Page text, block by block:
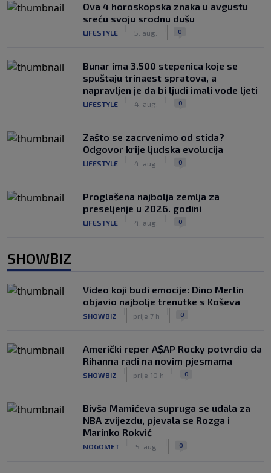
Ova 4 horoskopska znaka u avgustu
sreću svoju srodnu dušu
LIFESTYLE 5. aug. 0
Bunar imа 3.500 stepenica koje se
spuštaju trinaest spratova, a
napravljen je da bi ljudi imali vode ljeti
LIFESTYLE 4. aug. 0
Zašto se zacrvenimo od stida?
Odgovor krije ljudska evolucija
LIFESTYLE 4. aug. 0
Proglašena najbolja zemlja za
preseljenje u 2026. godini
LIFESTYLE 4. aug. 0
SHOWBIZ
Video koji budi emocije: Dino Merlin
objavio najbolje trenutke s Koševa
SHOWBIZ prije 7 h 0
Američki reper A$AP Rocky potvrdio da
Rihanna radi na novim pjesmama
SHOWBIZ prije 10 h 0
Bivša Mamićeva supruga se udala za
NBA zvijezdu, pjevala se Rozga i
Marinko Rokvić
NOGOMET 5. aug. 0